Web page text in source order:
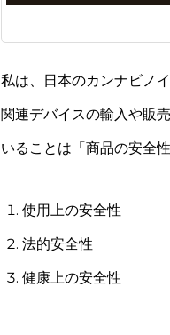
私は、日本のカンナビノ
関連デバイスの輸入や販
いることは「商品の安全
使用上の安全性
法的安全性
健康上の安全性